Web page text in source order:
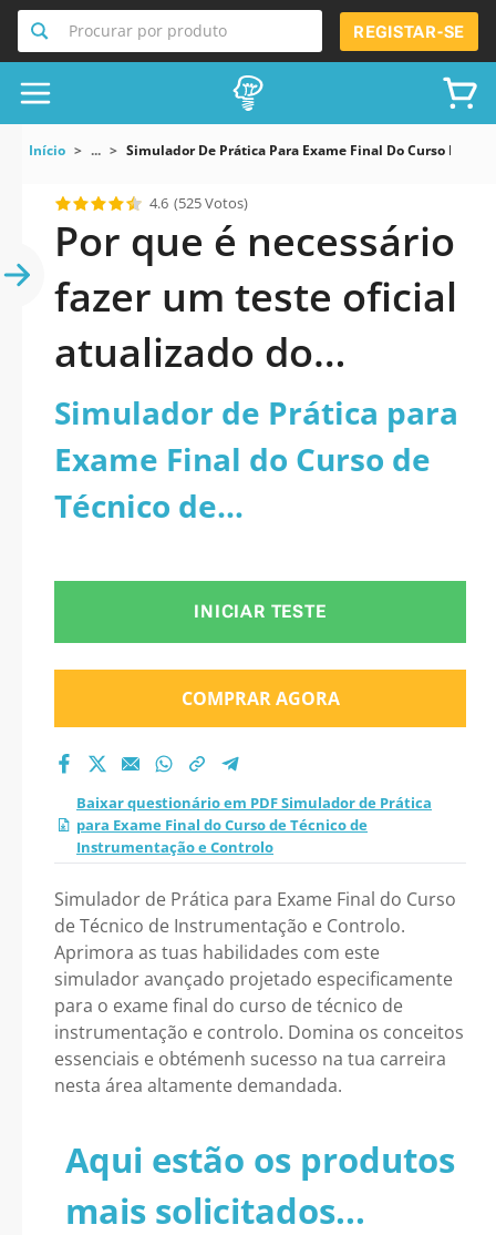
Procurar por produto REGISTAR-SE
Início ... Simulador De Prática Para Exame Final Do Curso De
4.6 (525 Votos)
Por que é necessário
fazer um teste oficial
atualizado do
Simulador de Prática
para Exame Final do
Curso de Técnico de
Instrumentação e
Controlo 2026?
Simulador de Prática para
Exame Final do Curso de
Técnico de
INICIAR TESTE
COMPRAR AGORA
Baixar questionário em PDF Simulador de Prática
para Exame Final do Curso de Técnico de
Instrumentação e Controlo
Simulador de Prática para Exame Final do Curso
de Técnico de Instrumentação e Controlo.
Aprimora as tuas habilidades com este
simulador avançado projetado especificamente
para o exame final do curso de técnico de
instrumentação e controlo. Domina os conceitos
essenciais e obtémenh sucesso na tua carreira
nesta área altamente demandada.
Aqui estão os produtos
mais solicitados...